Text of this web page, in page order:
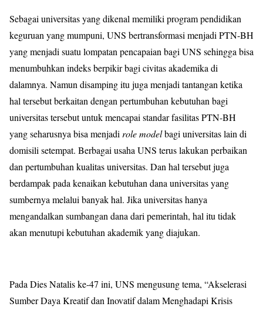
Sebagai universitas yang dikenal memiliki program pendidikan
keguruan yang mumpuni, UNS bertransformasi menjadi PTN-BH
yang menjadi suatu lompatan pencapaian bagi UNS sehingga bisa
menumbuhkan indeks berpikir bagi civitas akademika di
dalamnya. Namun disamping itu juga menjadi tantangan ketika
hal tersebut berkaitan dengan pertumbuhan kebutuhan bagi
universitas tersebut untuk mencapai standar fasilitas PTN-BH
yang seharusnya bisa menjadi role modelbagi universitas lain di
domisili setempat. Berbagai usaha UNS terus lakukan perbaikan
dan pertumbuhan kualitas universitas. Dan hal tersebut juga
berdampak pada kenaikan kebutuhan dana universitas yang
sumbernya melalui banyak hal. Jika universitas hanya
mengandalkan sumbangan dana dari pemerintah, hal itu tidak
akan menutupi kebutuhan akademik yang diajukan.
Pada Dies Natalis ke-47 ini, UNS mengusung tema, “Akselerasi
Sumber Daya Kreatif dan Inovatif dalam Menghadapi Krisis